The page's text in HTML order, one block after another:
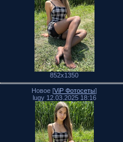
852x1350
Новое [ViP Фотосеты]
lugy 12.03.2025 18:16